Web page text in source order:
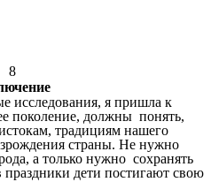
8
исследования, я пришла к
поколение, должны понять,
традициям нашего
страны. Не нужно
а только нужно сохранять
дети постигают свою